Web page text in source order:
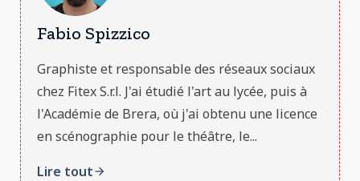
Fabio Spizzico
Graphiste et responsable des réseaux sociaux
chez Fitex S.r.l. J'ai étudié l'art au lycée, puis à
l'Académie de Brera, où j'ai obtenu une licence
en scénographie pour le théâtre, le...
Lire toutarrow_forward